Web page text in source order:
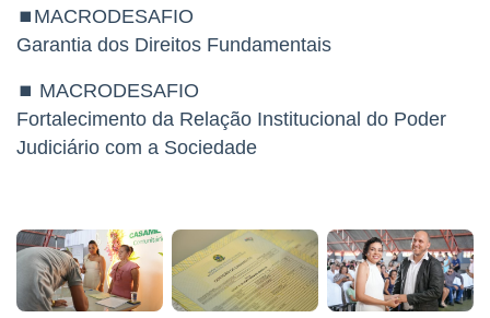
⏹MACRODESAFIO
Garantia dos Direitos Fundamentais
⏹ MACRODESAFIO
Fortalecimento da Relação Institucional do Poder
Judiciário com a Sociedade